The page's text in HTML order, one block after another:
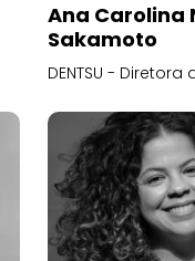
Ana Carolina
Sakamoto
DENTSU -